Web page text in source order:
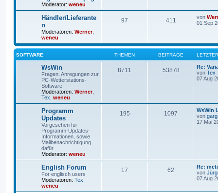
Moderator: weneu
Händler/Lieferante
n
Moderatoren: Werner,
weneu
97 411 von
01 Sep
SOFTWARE THEMEN BEITRÄGE
WsWin
Fragen, Anregungen zur
PC-Wetterstations-
Software
Moderatoren: Werner,
Tex weneu
8711 53878
Re:
von Tex
07 Aug
Programm
Updates
Vorgesehen für
Programm-Updates-
Informationen, sowie
Mailbenachrichtigung
dafür
Moderator: weneu
195 1097
WsWin
von
17 Mai
English Forum
For englisch users
Moderatoren: Tex
weneu
17 62
Re:
von
07 Aug